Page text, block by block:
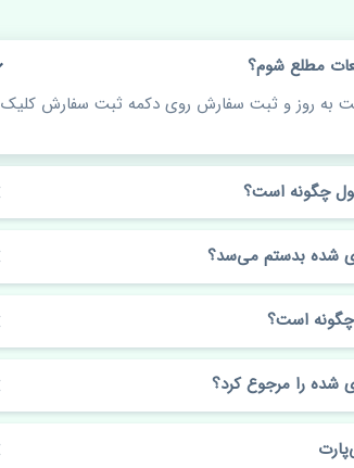
مطلع شوم؟
به روز و ثبت سفارش روی دکمه ثبت سفارش کلیک
چگونه است؟
شده بدستم می‌سد؟
است؟
شده را مرجوع کرد؟